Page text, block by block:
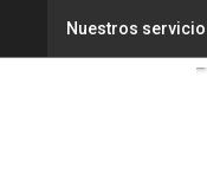
Nuestros